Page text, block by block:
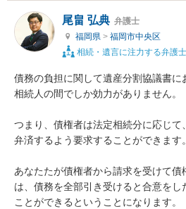
尾畠 弘典 弁護士
福岡県 > 福岡市中央区
相続・遺言に注力する弁護士
債務の負担に関して遺産分割協議書に
相続人の間でしか効力がありません。
つまり、債権者は法定相続分に応じて
弁済するよう要求することができます。
あなたたが債権者から請求を受けて債
は、債務を全部引き受けると合意をし
ことができるということになります。